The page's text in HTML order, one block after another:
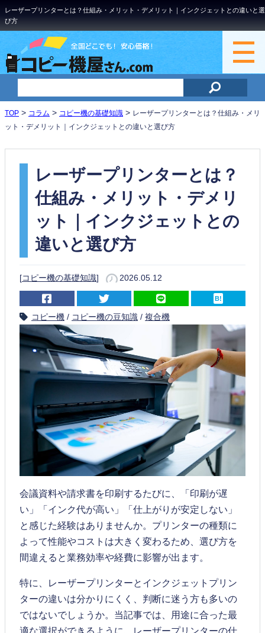
レーザープリンターとは？仕組み・メリット・デメリット｜インクジェットとの違いと選
び方
TOP > コラム > コピー機の基礎知識 > レーザープリンターとは？仕組み・メリ
ット・デメリット｜インクジェットとの違いと選び方
レーザープリンターとは？
仕組み・メリット・デメリ
ット｜インクジェットとの
違いと選び方
[コピー機の基礎知識] 2026.05.12
コピー機 / コピー機の豆知識 / 複合機
会議資料や請求書を印刷するたびに、「印刷が遅
い」「インク代が高い」「仕上がりが安定しない」
と感じた経験はありませんか。プリンターの種類に
よって性能やコストは大きく変わるため、選び方を
間違えると業務効率や経費に影響が出ます。
特に、レーザープリンターとインクジェットプリン
ターの違いは分かりにくく、判断に迷う方も多いの
ではないでしょうか。当記事では、用途に合った最
適な選択ができるように、レーザープリンターの仕